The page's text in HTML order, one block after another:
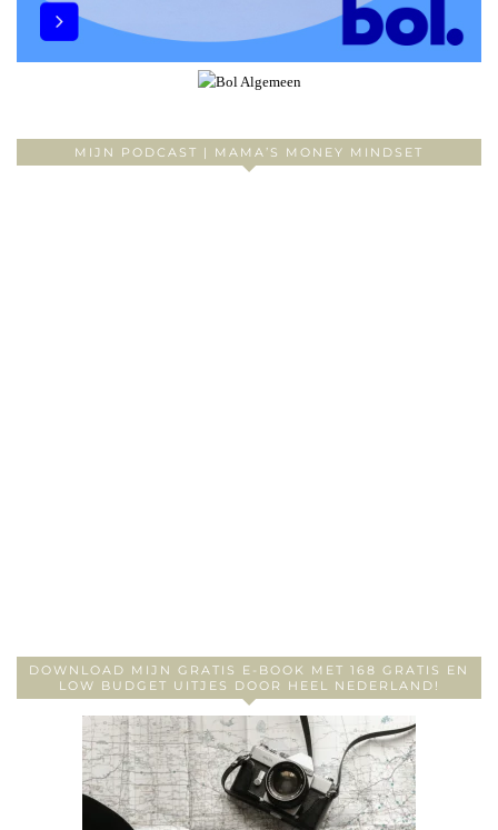
MIJN PODCAST | MAMA’S MONEY MINDSET
DOWNLOAD MIJN GRATIS E-BOOK MET 168 GRATIS EN
LOW BUDGET UITJES DOOR HEEL NEDERLAND!